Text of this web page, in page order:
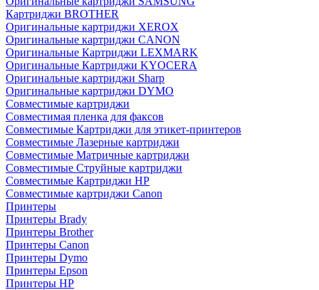
Картриджи BROTHER
Оригинальные картриджи XEROX
Оригинальные картриджи CANON
Оригинальные Картриджи LEXMARK
Оригинальные Картриджи KYOCERA
Оригинальные картриджи Sharp
Оригинальные картриджи DYMO
Совместимые картриджи
Совместимая пленка для факсов
Совместимые Картриджи для этикет-принтеров
Совместимые Лазерные картриджи
Совместимые Матричные картриджи
Совместимые Струйные картриджи
Совместимые Картриджи HP
Совместимые картриджи Canon
Принтеры
Принтеры Brady
Принтеры Brother
Принтеры Canon
Принтеры Dymo
Принтеры Epson
Принтеры HP